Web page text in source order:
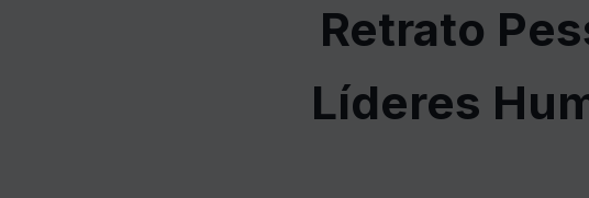
Retrato
Líderes